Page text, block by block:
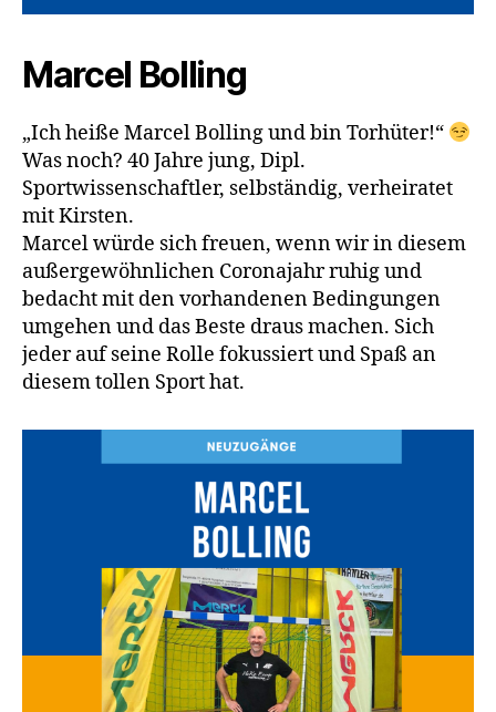
Marcel Bolling
„Ich heiße Marcel Bolling und bin Torhüter!“
Was noch? 40 Jahre jung, Dipl.
Sportwissenschaftler, selbständig, verheiratet
mit Kirsten.
Marcel würde sich freuen, wenn wir in diesem
außergewöhnlichen Coronajahr ruhig und
bedacht mit den vorhandenen Bedingungen
umgehen und das Beste draus machen. Sich
jeder auf seine Rolle fokussiert und Spaß an
diesem tollen Sport hat.